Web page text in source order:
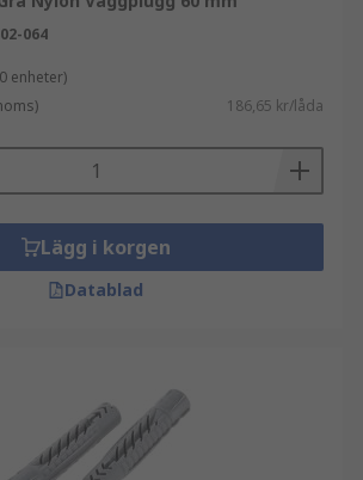
064
enheter)
186,65 kr/låda
Lägg i korgen
Datablad